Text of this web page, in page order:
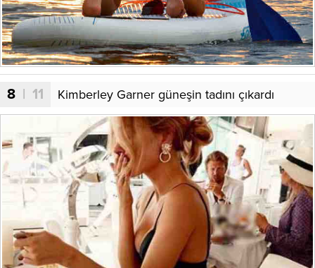
8 | 11 Kimberley Garner güneşin tadını çıkardı